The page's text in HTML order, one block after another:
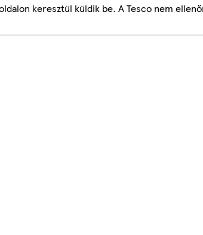
keresztül küldik be. A Tesco nem